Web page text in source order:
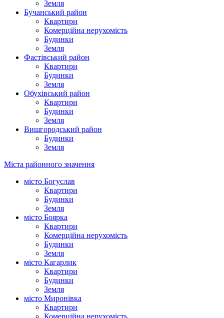
Земля
Бучанський район
Квартири
Комерційна нерухомість
Будинки
Земля
Фастівський район
Квартири
Будинки
Земля
Обухівський район
Квартири
Будинки
Земля
Вишгородський район
Будинки
Земля
Міста районного значення
місто Богуслав
Квартири
Будинки
Земля
місто Боярка
Квартири
Комерційна нерухомість
Будинки
Земля
місто Кагарлик
Квартири
Будинки
Земля
місто Миронівка
Квартири
Комерційна нерухомість